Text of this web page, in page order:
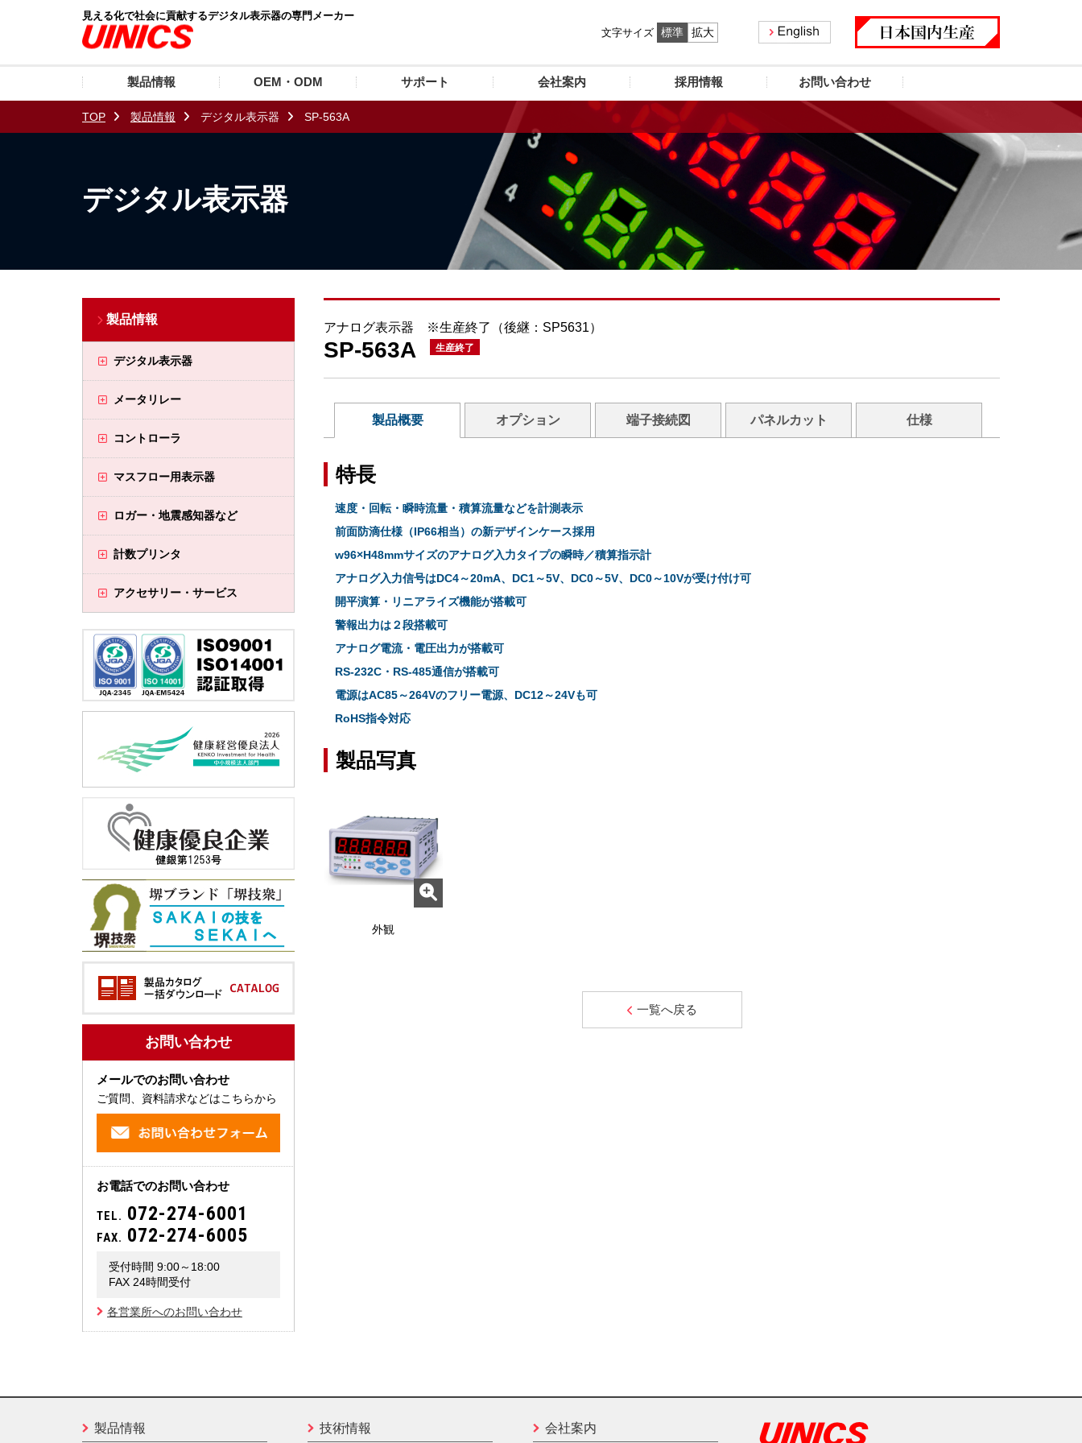
見える化で社会に貢献するデジタル表示器の専門メーカー
文字サイズ 標準 拡大
製品情報 OEM・ODM サポート 会社案内 採用情報 お問い合わせ
TOP 製品情報 デジタル表示器 SP-563A
デジタル表示器
アナログ表示器 ※生産終了（後継：SP5631）
SP-563A 生産終了
製品概要 オプション 端子接続図 パネルカット 仕様
特長
速度・回転・瞬時流量・積算流量などを計測表示
前面防滴仕様（IP66相当）の新デザインケース採用
w96×H48mmサイズのアナログ入力タイプの瞬時／積算指示計
アナログ入力信号はDC4～20mA、DC1～5V、DC0～5V、DC0～10Vが受け付け可
開平演算・リニアライズ機能が搭載可
警報出力は２段搭載可
アナログ電流・電圧出力が搭載可
RS-232C・RS-485通信が搭載可
電源はAC85～264Vのフリー電源、DC12～24Vも可
RoHS指令対応
製品写真
外観
一覧へ戻る
製品情報
デジタル表示器
メータリレー
コントローラ
マスフロー用表示器
ロガー・地震感知器など
計数プリンタ
アクセサリー・サービス
お問い合わせ
メールでのお問い合わせ
ご質問、資料請求などはこちらから
お電話でのお問い合わせ
TEL. 072-274-6001
FAX. 072-274-6005
受付時間 9:00～18:00
FAX 24時間受付
各営業所へのお問い合わせ
製品情報 技術情報 会社案内